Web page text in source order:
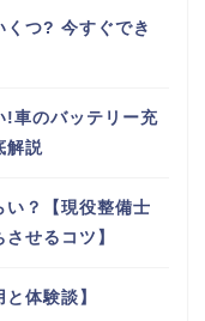
くつ? 今すぐでき
!車のバッテリー充
解説
い？【現役整備士
せるコツ】
体験談】